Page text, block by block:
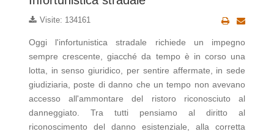
Visite: 134161
Oggi l'infortunistica stradale richiede un impegno
sempre crescente, giacché da tempo è in corso una
lotta, in senso giuridico, per sentire affermate, in sede
giudiziaria, poste di danno che un tempo non avevano
accesso all'ammontare del ristoro riconosciuto al
danneggiato. Tra tutti pensiamo al diritto al
riconoscimento del danno esistenziale, alla corretta